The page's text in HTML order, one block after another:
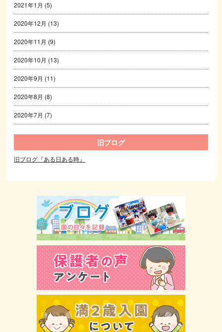
2021年1月 (5)
2020年12月 (13)
2020年11月 (9)
2020年10月 (13)
2020年9月 (11)
2020年8月 (8)
2020年7月 (7)
旧ブログ
旧ブログ『ある日ある時』